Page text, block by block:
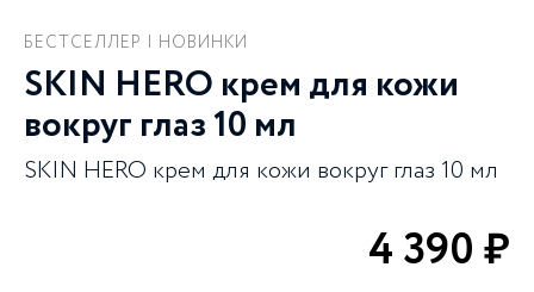
БЕСТСЕЛЛЕР | НОВИНКИ
SKIN HERO крем для кожи
вокруг глаз 10 мл
SKIN HERO крем для кожи вокруг глаз 10 мл
4 390 ₽